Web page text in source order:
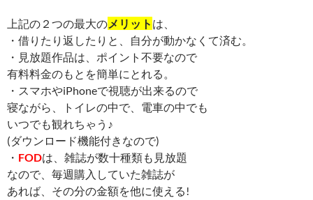
上記の２つの最大のメリット は、
・借りたり返したりと、自分が動かなくて済む。
・見放題作品は、ポイント不要なので
有料料金のもとを簡単にとれる。
・スマホやiPhoneで視聴が出来るので
寝ながら、トイレの中で、電車の中でも
いつでも観れちゃう♪
(ダウンロード機能付きなので)
・ FODは、雑誌が数十種類も見放題
なので、毎週購入していた雑誌が
あれば、その分の金額を他に使える!